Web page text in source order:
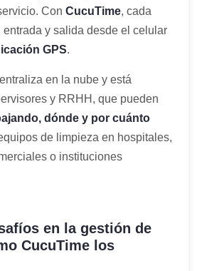
Con CucuTime, cada
y salida desde el celular
GPS.
en la nube y está
y RRHH, que pueden
dónde y por cuánto
de limpieza en hospitales,
o instituciones
en la gestión de
CucuTime los